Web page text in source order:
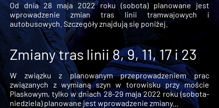
Od dnia 28 maja 2022 roku (sobota) planowane jest
wprowadzenie zmian tras linii tramwajowych i
autobusowych. Szczegóły znajdują się poniżej.
Zmiany tras linii 8, 9, 11, 17 i 23
W związku z planowanym przeprowadzeniem prac
związanych z wymianą szyn w torowisku przy moście
Piaskowym, tylko w dniach 28-29 maja 2022 roku (sobota-
niedziela) planowane jest wprowadzenie zmiany...